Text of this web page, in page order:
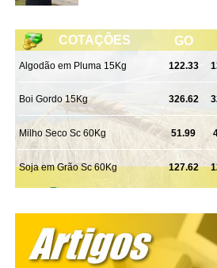
Organizado (GCCO) e da
Repressão ao Crime Organizado
WhatsApp
Facebook
Twitter